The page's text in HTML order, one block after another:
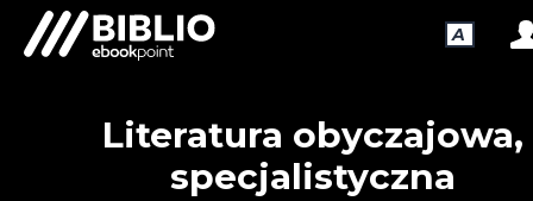
A
Literatura obyczajowa,
specjalistyczna